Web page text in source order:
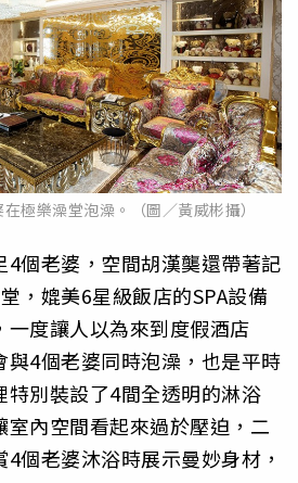
極樂澡堂泡澡。（圖／黃威彬攝）
4個老婆，空間胡漢龑還帶著記
，媲美6星級飯店的SPA設備
度讓人以為來到度假酒店
與4個老婆同時泡澡，也是平時
特別裝設了4間全透明的淋浴
室內空間看起來過於壓迫，二
個老婆沐浴時展示曼妙身材，